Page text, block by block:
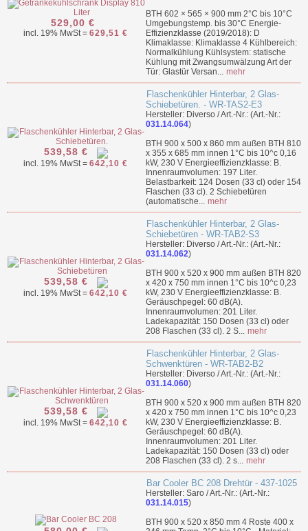
529,00 €
incl. 19% MwSt = 629,51 €
BTH 602 × 565 × 900 mm 2°C bis 10°C
Umgebungstemp. bis 30°C Energie-
Effizienzklasse (2019/2018): D
Klimaklasse: Klimaklasse 4 Kühlbereich:
Normalkühlung Kühlsystem: statische
Kühlung mit Zwangsumwälzung Art der
Tür: Glastür Versan... mehr
539,58 €
incl. 19% MwSt = 642,10 €
Flaschenkühler Hinterbar, 2 Glas-
Schiebetüren. - WR-TAS2-E3
Hersteller: Diverso / Art.-Nr.: (Art.-Nr.:
031.14.064)
BTH 900 x 500 x 860 mm außen BTH 810
x 355 x 685 mm innen 1°C bis 10^c 0,16
kW, 230 V Energieeffizienzklasse: B.
Innenraumvolumen: 197 Liter.
Belastbarkeit: 124 Dosen (33 cl) oder 154
Flaschen (33 cl). 2 Schiebetüren
(automatische... mehr
539,58 €
incl. 19% MwSt = 642,10 €
Flaschenkühler Hinterbar, 2 Glas-
Schiebetüren - WR-TAB2-S3
Hersteller: Diverso / Art.-Nr.: (Art.-Nr.:
031.14.062)
BTH 900 x 520 x 900 mm außen BTH 820
x 420 x 750 mm innen 1°C bis 10^c 0,23
kW, 230 V Energieeffizienzklasse: B.
Geräuschpegel: 60 dB(A).
Innenraumvolumen: 201 Liter.
Ladekapazität: 150 Dosen (33 cl) oder
208 Flaschen (33 cl). 2 S... mehr
539,58 €
incl. 19% MwSt = 642,10 €
Flaschenkühler Hinterbar, 2 Glas-
Schwenktüren - WR-TAB2-B2
Hersteller: Diverso / Art.-Nr.: (Art.-Nr.:
031.14.060)
BTH 900 x 520 x 900 mm außen BTH 820
x 420 x 750 mm innen 1°C bis 10^c 0,23
kW, 230 V Energieeffizienzklasse: B.
Geräuschpegel: 60 dB(A).
Innenraumvolumen: 201 Liter.
Ladekapazität: 150 Dosen (33 cl) oder
208 Flaschen (33 cl). 2 s... mehr
Bar Cooler BC 208 Drehtür - 437-1025
Hersteller: Saro / Art.-Nr.: (Art.-Nr.:
031.14.015)
BTH 900 x 520 x 850 mm 4 Roste 400 x